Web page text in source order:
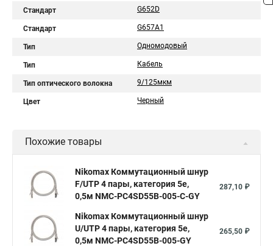
Стандарт G652D
Стандарт G657A1
Тип Одномодовый
Тип Кабель
Тип оптического волокна 9/125мкм
Цвет Черный
Похожие товары
Nikomax Коммутационный шнур
F/UTP 4 пары, категория 5е,
0,5м NMC-PC4SD55B-005-C-GY
287,10 ₽
Nikomax Коммутационный шнур
U/UTP 4 пары, категория 5е,
0,5м NMC-PC4SD55B-005-GY
265,50 ₽